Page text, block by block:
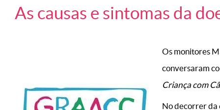
As causas e sintomas da
Os monitores
conversaram
Criança com
No decorrer da